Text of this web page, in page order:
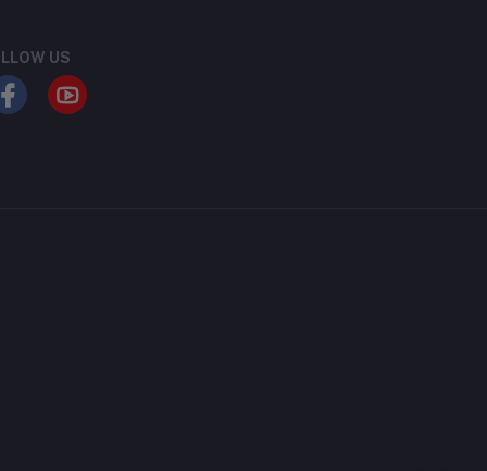
US